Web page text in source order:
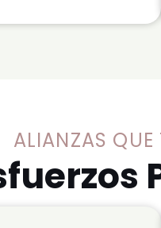
ALIANZAS